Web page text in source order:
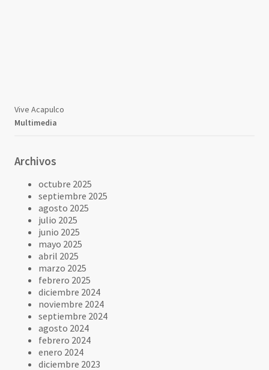
Vive Acapulco
Multimedia
Archivos
octubre 2025
septiembre 2025
agosto 2025
julio 2025
junio 2025
mayo 2025
abril 2025
marzo 2025
febrero 2025
diciembre 2024
noviembre 2024
septiembre 2024
agosto 2024
febrero 2024
enero 2024
diciembre 2023